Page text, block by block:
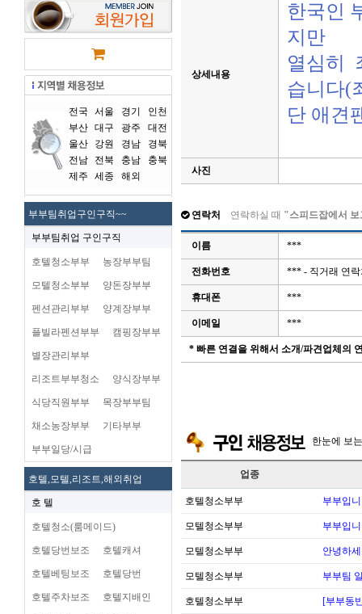
전국 서울 경기
인천
부산 대구 광주
대전
울산
강원 경남
경북
전남
전북 충남
충북
제주
세종 해외
부부팀취업구인구직~~
부부팀취업 구인구직
호텔청소부부 농장부부팀
모텔청소부부 양돈장부부
펜션관리부부 양계장부부
플빌라펜션부부 캠핑장부부
별장관리부부
리조트부부청소 양식장부부
식당직원부부 목장부부팀
채소농장부부 기타부부
부부일당/시급
호텔,모텔,리조트,해외취업
호 텔
호텔청소(룸메이드)
호텔당번보조 호텔캐셔
호텔베팅보조 호텔당번
호텔주차보조 호텔지배인
상세내용
한국인
지만
열심히
습니다(
단 애견
사진
연락처 연락하실 때 "스피드잡에서
이름 ***
전화번호 *** - 직거래 연
휴대폰 ***
이메일 ***
* 빠른 연결을 위해서 소개/파견업체의
한눈에 보
업종
호텔청소부부 부부입
모텔청소부부 부부입
모텔청소부부 안녕하
모텔청소부부 부부팀
호텔청소부부 [부부동